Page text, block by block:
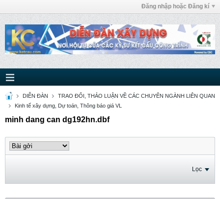
Đăng nhập hoặc Đăng kí
DIỄN ĐÀN
TRAO ĐỔI, THẢO LUẬN VỀ CÁC CHUYÊN NGÀNH LIÊN QUAN
Kinh tế xây dựng, Dự toán, Thông báo giá VL
minh dang can dg192hn.dbf
Lọc